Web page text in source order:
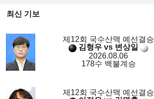
최신 기보
제12회 국수산맥 예선결승
김형우 vs 변상일
2026.08.06
178수 백불계승
제12회 국수산맥 예선결승